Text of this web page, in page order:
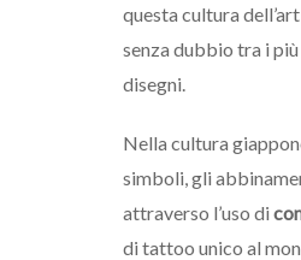
questa cultura
senza dubbio tra i
disegni.
Nella cultura
simboli, gli
attraverso l’uso di
di tattoo unico al